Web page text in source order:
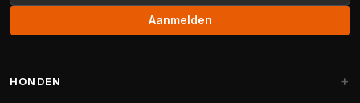
Aanmelden
HONDEN